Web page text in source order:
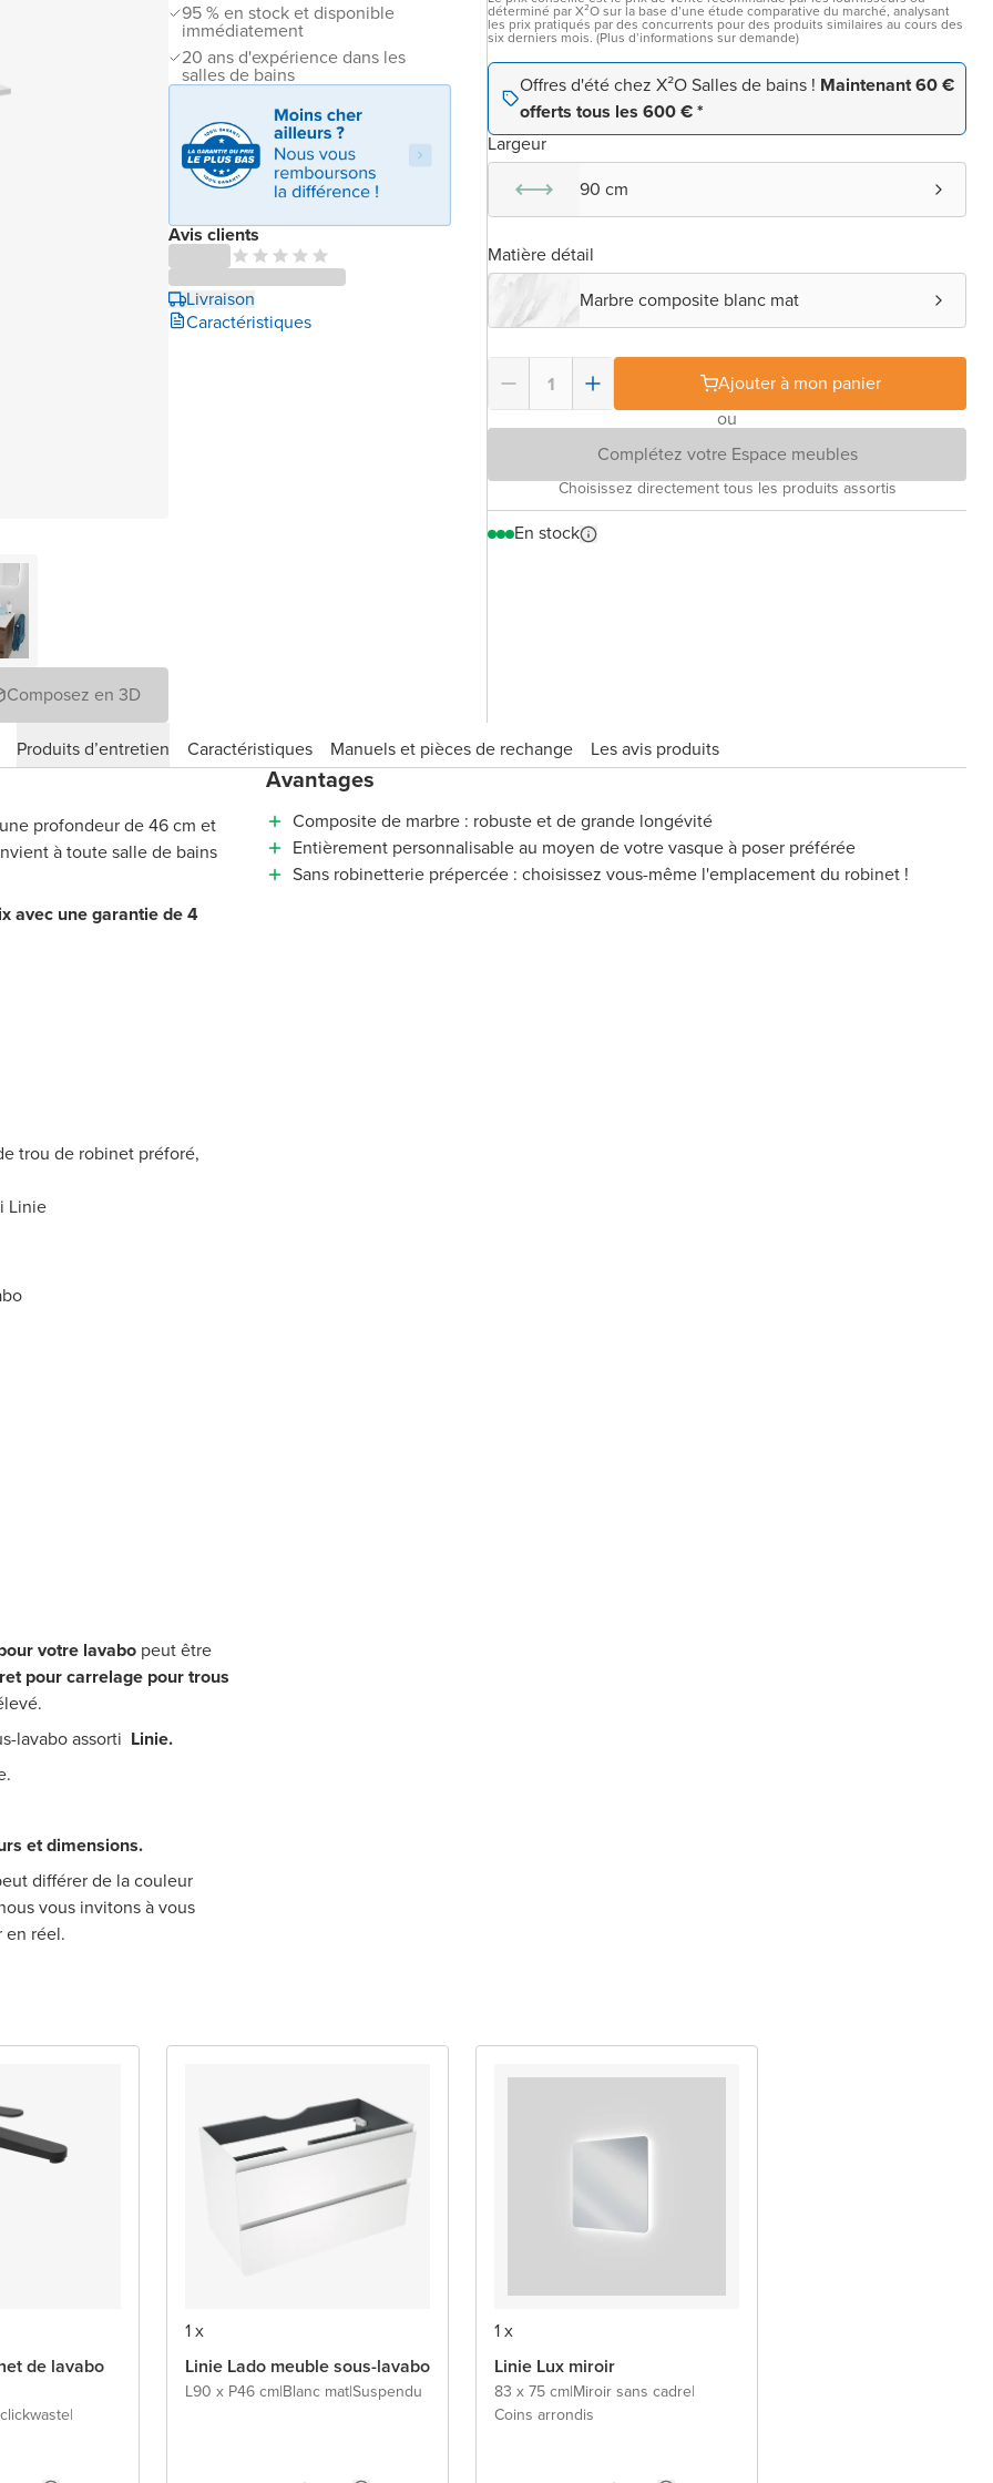
Composez en 3D
95 % en stock et disponible
immédiatement
20 ans d'expérience dans les
salles de bains
Avis clients
Livraison
Caractéristiques
déterminé par X²O sur la base d’une étude comparative du marché, analysant
les prix pratiqués par des concurrents pour des produits similaires au cours des
six derniers mois. (Plus d’informations sur demande)
Offres d'été chez X²O Salles de bains ! Maintenant 60 €
offerts tous les 600 € *
Largeur
90 cm
Matière détail
Marbre composite blanc mat
Ajouter à mon panier
ou
Complétez votre Espace meubles
Choisissez directement tous les produits assortis
En stock
Produits d’entretien Caractéristiques Manuels et pièces de rechange Les avis produits
profondeur de 46 cm et
à toute salle de bains
avec une garantie de 4
trou de robinet préforé,
Linie
votre lavabo peut être
pour carrelage pour trous
lavabo assorti Linie.
et dimensions.
différer de la couleur
vous invitons à vous
en réel.
Avantages
Composite de marbre : robuste et de grande longévité
Entièrement personnalisable au moyen de votre vasque à poser préférée
Sans robinetterie prépercée : choisissez vous-même l'emplacement du robinet !
de lavabo
|
1 x
Linie Lado meuble sous-lavabo
L90 x P46 cm|Blanc mat|Suspendu
1 x
Linie Lux miroir
83 x 75 cm|Miroir sans cadre|
Coins arrondis